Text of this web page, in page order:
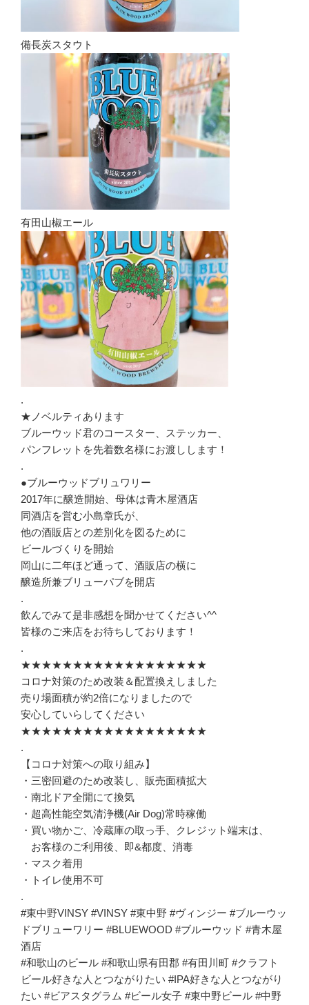
備長炭スタウト
有田山椒エール
.
★ノベルティあります
ブルーウッド君のコースター、ステッカー、
パンフレットを先着数名様にお渡しします！
.
●ブルーウッドブリュワリー
2017年に醸造開始、母体は青木屋酒店
同酒店を営む小島章氏が、
他の酒販店との差別化を図るために
ビールづくりを開始
岡山に二年ほど通って、酒販店の横に
醸造所兼ブリューパブを開店
.
飲んでみて是非感想を聞かせてください^^
皆様のご来店をお待ちしております！
.
★★★★★★★★★★★★★★★★★★
コロナ対策のため改装＆配置換えしました
売り場面積が約2倍になりましたので
安心していらしてください
★★★★★★★★★★★★★★★★★★
.
【コロナ対策への取り組み】
・三密回避のため改装し、販売面積拡大
・南北ドア全開にて換気
・超高性能空気清浄機(Air Dog)常時稼働
・買い物かご、冷蔵庫の取っ手、クレジット端末は、
お客様のご利用後、即&都度、消毒
・マスク着用
・トイレ使用不可
.
#東中野VINSY #VINSY #東中野 #ヴィンジー #ブルーウッ
ドブリューワリー #BLUEWOOD #ブルーウッド #青木屋
酒店
#和歌山のビール #和歌山県有田郡 #有田川町 #クラフト
ビール好きな人とつながりたい #IPA好きな人とつながり
たい #ビアスタグラム #ビール女子 #東中野ビール #中野